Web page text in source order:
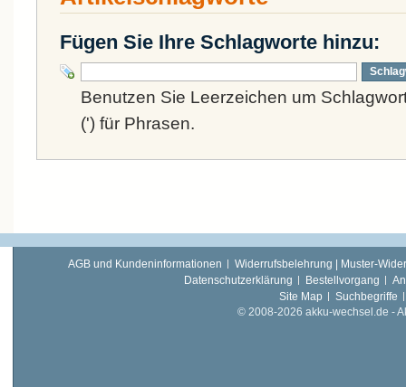
Fügen Sie Ihre Schlagworte hinzu:
Benutzen Sie Leerzeichen um
(') für Phrasen.
AGB und Kundeninformationen
Widerrufsbelehrung | Muster-
Datenschutzerklärung
Bestellvorgang
Site Map
Suchbegriffe
© 2008-2026 akku-wechsel.de -